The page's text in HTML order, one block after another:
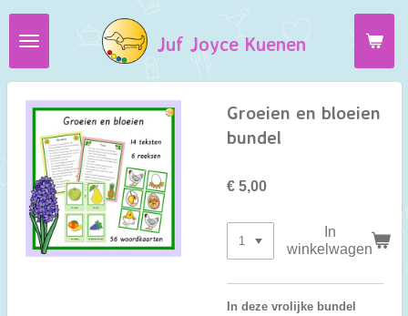
Ga
direct
de
hoofdinhoud
Juf Joyce Kuenen
Groeien en bloeien
bundel
€ 5,00
In
winkelwagen
In deze vrolijke bundel